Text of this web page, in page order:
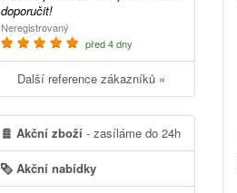
doporučit!
Neregistrovaný
před 4 dny
Další reference zákazníků »
Akční zboží - zasíláme do 24h
Akční nabídky